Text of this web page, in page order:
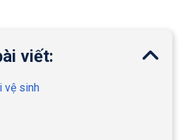
viết:
vệ sinh